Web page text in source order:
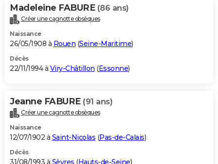
Madeleine FABURE (86 ans)
Créer une cagnotte obsèques
Naissance
26/05/1908 à Rouen (Seine-Maritime)
Décès
22/11/1994 à Viry-Châtillon (Essonne)
Jeanne FABURE (91 ans)
Créer une cagnotte obsèques
Naissance
12/07/1902 à Saint-Nicolas (Pas-de-Calais)
Décès
31/08/1993 à Sèvres (Hauts-de-Seine)